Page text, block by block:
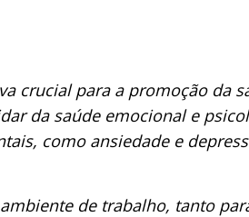
crucial para a promoção da
da saúde emocional e
como ansiedade e
de trabalho, tanto